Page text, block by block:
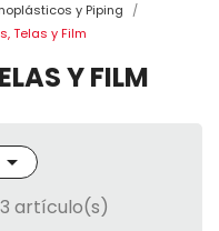
y Piping
Telas y Film
Y FILM

artículo(s)